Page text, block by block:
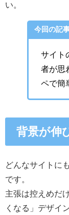
い。
今回の記
サイト
者が思
ペで簡
背景が伸
どんなサイトに
です。
主張は控えめだ
くなる」デザイ